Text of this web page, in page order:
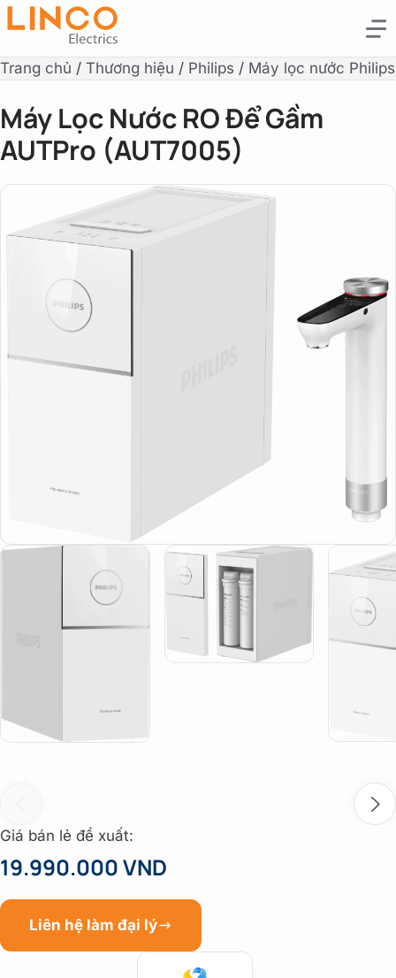
Trang chủ / Thương hiệu / Philips / Máy lọc nước Philips
Máy Lọc Nước RO Để Gầm
AUTPro (AUT7005)
Giá bán lẻ đề xuất:
19.990.000 VND
Liên hệ làm đại lý